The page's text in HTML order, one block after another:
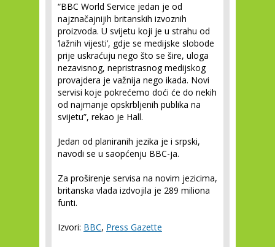
“BBC World Service jedan je od
najznačajnijih britanskih izvoznih
proizvoda. U svijetu koji je u strahu od
‘lažnih vijesti’, gdje se medijske slobode
prije uskraćuju nego što se šire, uloga
nezavisnog, nepristrasnog medijskog
provajdera je važnija nego ikada. Novi
servisi koje pokrećemo doći će do nekih
od najmanje opskrbljenih publika na
svijetu”, rekao je Hall.
Jedan od planiranih jezika je i srpski,
navodi se u saopćenju BBC-ja.
Za proširenje servisa na novim jezicima,
britanska vlada izdvojila je 289 miliona
funti.
Izvori: BBC, Press Gazette